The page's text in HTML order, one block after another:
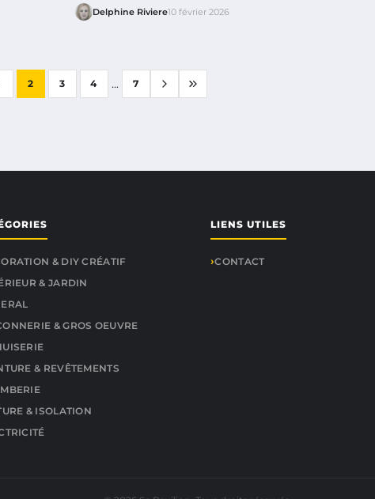
Delphine Riviere10 février 2026
2 3 4 ... 7
& DIY CRÉATIF
& JARDIN
& GROS OEUVRE
& REVÊTEMENTS
& ISOLATION
LIENS UTILES
CONTACT